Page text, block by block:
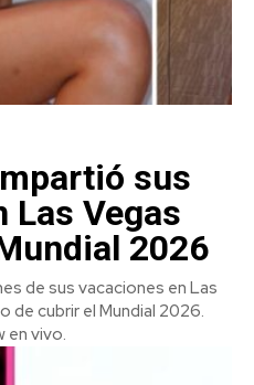
sus
Las Vegas
2026
de sus vacaciones en Las
de cubrir el Mundial 2026.
en vivo.